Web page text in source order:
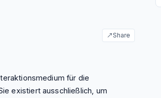
↗Share
für die
existiert ausschließlich, um